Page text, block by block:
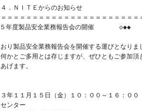
からのお知らせ
＝＝＝＝＝＝＝＝＝＝＝＝＝＝＝＝＝＝＝＝＝
度製品安全業務報告会の開催　　　　◇◆◆
製品安全業務報告会を開催する運びとなりま
とご多用とは存じますが、ぜひともご参加頂
げます。
月１５日（金）１０：００～１６：００
ター